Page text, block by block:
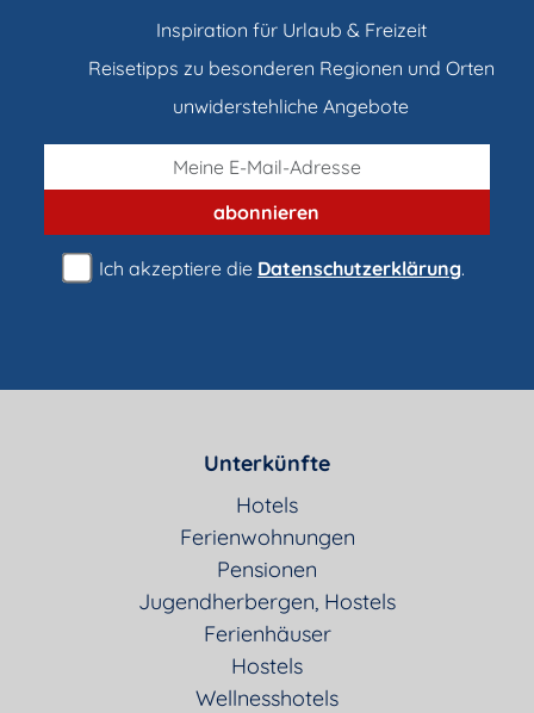
Inspiration für Urlaub & Freizeit
Reisetipps zu besonderen Regionen und Orten
unwiderstehliche Angebote
abonnieren
Ich akzeptiere die Datenschutzerklärung.
Unterkünfte
Hotels
Ferienwohnungen
Pensionen
Jugendherbergen, Hostels
Ferienhäuser
Hostels
Wellnesshotels